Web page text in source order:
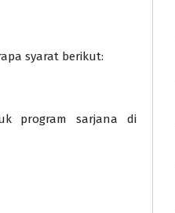
syarat berikut:
program sarjana di